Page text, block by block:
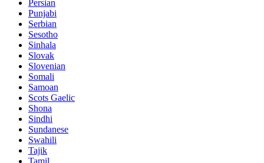
Persian
Punjabi
Serbian
Sesotho
Sinhala
Slovak
Slovenian
Somali
Samoan
Scots Gaelic
Shona
Sindhi
Sundanese
Swahili
Tajik